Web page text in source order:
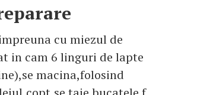
cu miezul de
in cam 6 linguri de lapte
macina,folosind